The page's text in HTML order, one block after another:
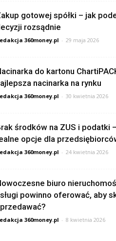
gotowej spółki – jak
rozsądnie
360money.pl - 29 maja 2026
do kartonu
nacinarka na rynku
360money.pl - 30 kwietnia 2026
środków na ZUS i podatki
opcje dla
360money.pl - 24 kwietnia 2026
biuro
powinno oferować, aby
360money.pl - 8 kwietnia 2026